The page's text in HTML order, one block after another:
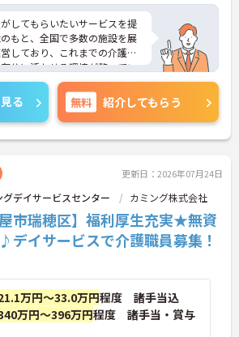
用できます。
時短・夜勤免除制度があり、
豊富なため、ライフステージ
。
立がしやすい環境です】
支給や、5連休以上の長期休
があり、しっかりと心身をリ
。
を超えており、風通しが良
。
がしてもらいたいサービスを提
もと、全国で多数の施設を展
しており、これまでの介護福
分に活かせる環境が整ってい
専門性を正当に評価する独自
度」。認知症ケア等の分野で
万円の手当が加算され、確実
す。また、スマホでの記録入
DX化により、夜間業務などの
医療費補助など大手ならでは
もと、ケアマネジャーへのス
のプロとして長期的なキャリ
門性が正当に評価される環境
万円（最大4万円）の手当が加
験料や対策講座、更新費用ま
る 無料 紹介してもらう
更新日：2026年07月24日
デイサービスセンター カミング株式会社
屋市瑞穂区】福利厚生充実★無資
デイサービスで介護職員募集！
万円～33.0万円程度 諸手当込
万円～396万円程度 諸手当・賞与